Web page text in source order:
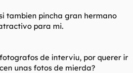
tambien pincha gran hermano
para mi.
fotografos de interviu, por querer ir
unas fotos de mierda?